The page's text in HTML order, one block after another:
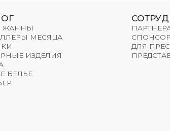
ЖАННЫ
МЕСЯЦА
ИЗДЕЛИЯ
БЕЛЬЕ
ДЛЯ